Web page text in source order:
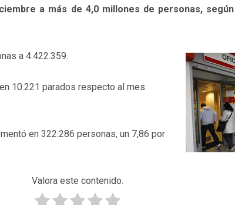
a más de 4,0 millones de personas,
a 4.422.359.
10.221 parados respecto al mes
en 322.286 personas, un 7,86 por
Valora este contenido.